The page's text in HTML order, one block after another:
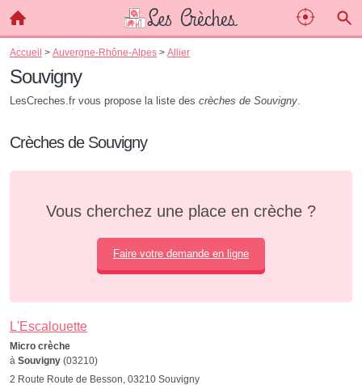
Accueil > Auvergne-Rhône-Alpes > Allier
Souvigny
LesCreches.fr vous propose la liste des crèches de Souvigny.
Crèches de Souvigny
Vous cherchez une place en crèche ?
Faire votre demande en ligne
L'Escalouette
Micro crèche
à Souvigny (03210)
2 Route Route de Besson, 03210 Souvigny